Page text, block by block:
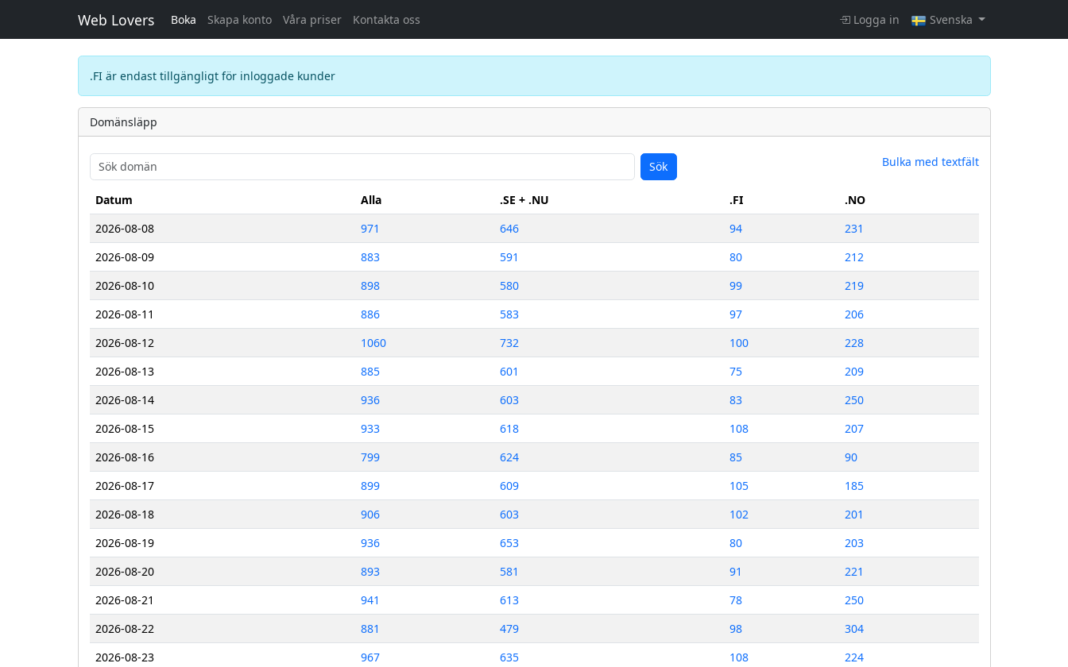
Web Lovers Boka Skapa konto Våra priser Kontakta oss Logga in Svenska
.FI är endast tillgängligt för inloggade kunder
Domänsläpp
Sök Bulka med textfält
Datum Alla .SE + .NU .FI
.NO
2026-08-08
971 646 94
231
2026-08-09
883 591 80
212
2026-08-10
898 580 99
219
2026-08-11
886 583 97
206
2026-08-12
1060 732 100
228
2026-08-13
885 601 75
209
2026-08-14
936 603 83
250
2026-08-15
933 618 108
207
2026-08-16
799 624 85
90
2026-08-17
899 609 105
185
2026-08-18
906 603 102
201
2026-08-19
936 653 80
203
2026-08-20
893 581 91
221
2026-08-21
941 613 78
250
2026-08-22
881 479 98
304
2026-08-23
967 635 108
224